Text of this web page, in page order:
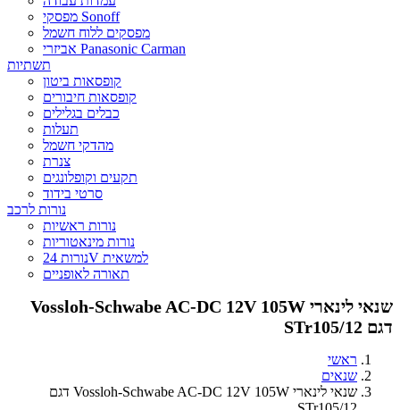
מפסקי Sonoff
מפסקים ללוח חשמל
אביזרי Panasonic Carman
תשתיות
קופסאות ביטון
קופסאות חיבורים
כבלים בגלילים
תעלות
מהדקי חשמל
צנרת
תקעים וקופלונגים
סרטי בידוד
נורות לרכב
נורות ראשיות
נורות מינאטוריות
נורות 24V למשאית
תאורה לאופניים
שנאי לינארי Vossloh-Schwabe AC-DC 12V 105W
דגם STr105/12
ראשי
שנאים
שנאי לינארי Vossloh-Schwabe AC-DC 12V 105W דגם